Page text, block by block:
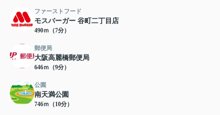
ファーストフード
モスバーガー 谷町二丁目店
490ｍ（7分）
郵便局
大阪高麗橋郵便局
646ｍ（9分）
公園
南天満公園
746ｍ（10分）